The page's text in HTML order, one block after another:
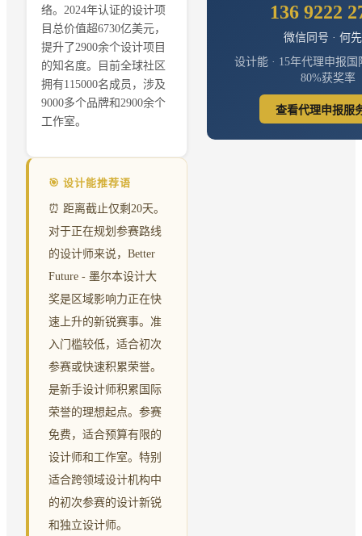
络。2024年认证的设计项
目总价值超6730亿美元，
提升了2900余个设计项目
的知名度。目前全球社区
拥有115000名成员，涉及
9000多个品牌和2900余个
工作室。
🎯 设计能推荐语
⏰ 距离截止仅剩20天。
对于正在规划参赛路线
的设计师来说，Better
Future - 墨尔本设计大
奖是区域影响力正在快
速上升的新锐赛事。准
入门槛较低，适合初次
参赛或快速积累荣誉。
是新手设计师积累国际
荣誉的理想起点。参赛
免费，适合预算有限的
设计师和工作室。特别
适合跨领域设计机构中
的初次参赛的设计新锐
和独立设计师。
136 9222
微信同号 · 何
设计能 · 15年代理申报国
80%获奖率
查看代理申报服